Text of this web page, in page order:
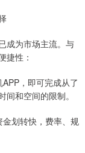
成为市场主流。与
捷性：
，即可完成从了
和空间的限制。
划转快，费率、规